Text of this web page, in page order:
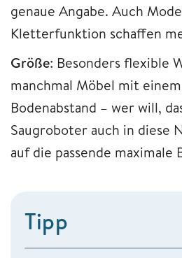
genaue Angabe. Auch
Kletterfunktion schaffen
Größe: Besonders flexible
manchmal Möbel mit
Bodenabstand – wer will,
Saugroboter auch in diese
auf die passende maximale
Tipp